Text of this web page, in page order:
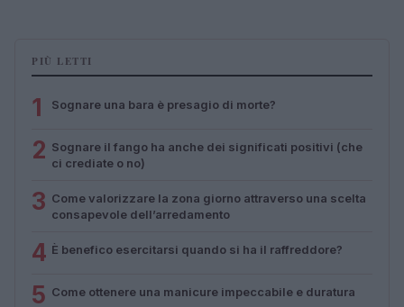
PIÙ LETTI
1 Sognare una bara è presagio di morte?
2 Sognare il fango ha anche dei significati positivi (che
ci crediate o no)
3 Come valorizzare la zona giorno attraverso una scelta
consapevole dell’arredamento
4 È benefico esercitarsi quando si ha il raffreddore?
5 Come ottenere una manicure impeccabile e duratura